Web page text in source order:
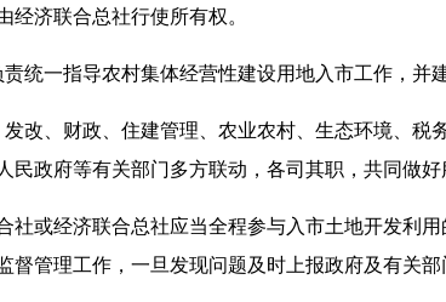
经济联合总社行使所有权。
一指导农村集体经营性建设用地入市工作，并
、财政、住建管理、农业农村、生态环境、税
民政府等有关部门多方联动，各司其职，共同做好
或经济联合总社应当全程参与入市土地开发利用
督管理工作，一旦发现问题及时上报政府及有关部